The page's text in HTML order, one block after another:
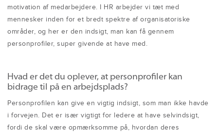
motivation af medarbejdere. I HR arbejder vi tæt med
mennesker inden for et bredt spektre af organisatoriske
områder, og her er den indsigt, man kan få gennem
personprofiler, super givende at have med.
Hvad er det du oplever, at personprofiler kan
bidrage til på en arbejdsplads?
Personprofilen kan give en vigtig indsigt, som man ikke havde
i forvejen. Det er især vigtigt for ledere at have selvindsigt,
fordi de skal være opmærksomme på, hvordan deres